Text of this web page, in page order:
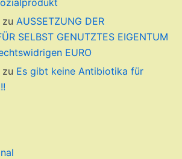
zu AUSSETZUNG DER
SELBST GENUTZTES EIGENTUM
EURO
zu Es gibt keine Antibiotika für